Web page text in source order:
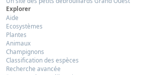
Explorer
Aide
Ecosystèmes
Plantes
Animaux
Champignons
Classification des espèces
Recherche avancée